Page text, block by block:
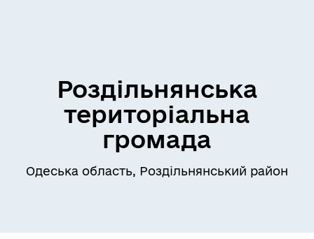
Роздільнянська
територіальна
громада
Одеська область, Роздільнянський район